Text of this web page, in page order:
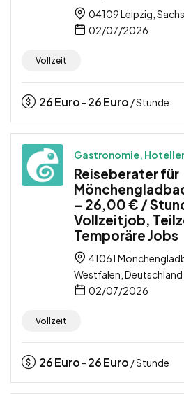
04109 Leipzig,
02/07/2026
Vollzeit
26Euro - 26Euro / Stunde
Gastronomie,
Reiseberater für
– 26,00 € /
Vollzeitjob,
Temporäre Jobs
41061
Westfalen, Deutschland
02/07/2026
Vollzeit
26Euro - 26Euro / Stunde